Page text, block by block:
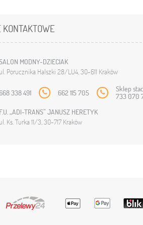
KONTAKTOWE
MODNY-DZIECIAK
ul. Porucznika Halszki 28/LU4, 30-611 Kraków
668 338 491 662 115 705 Sklep
733 070
F.U. „ADI-TRANS” JANUSZ HERETYK
ul. Ks. Turka 11/3, 30-717 Kraków